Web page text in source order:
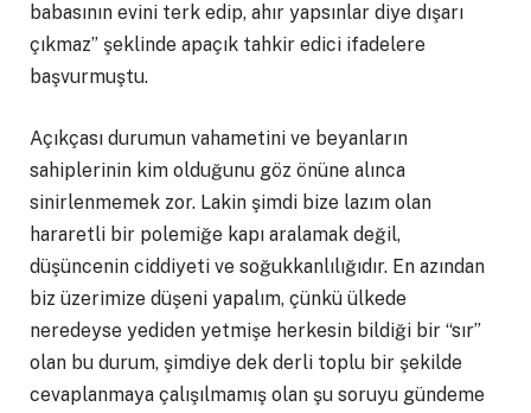
babasının evini terk edip, ahır yapsınlar diye dışarı
çıkmaz” şeklinde apaçık tahkir edici ifadelere
başvurmuştu.
Açıkçası durumun vahametini ve beyanların
sahiplerinin kim olduğunu göz önüne alınca
sinirlenmemek zor. Lakin şimdi bize lazım olan
hararetli bir polemiğe kapı aralamak değil,
düşüncenin ciddiyeti ve soğukkanlılığıdır. En azından
biz üzerimize düşeni yapalım, çünkü ülkede
neredeyse yediden yetmişe herkesin bildiği bir “sır”
olan bu durum, şimdiye dek derli toplu bir şekilde
cevaplanmaya çalışılmamış olan şu soruyu gündeme